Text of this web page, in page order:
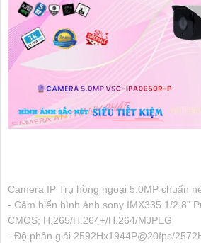
Camera IP Trụ hồng ngoại 5.0MP chuẩn
- Cảm biến hình ảnh sony IMX335 1/2.8"
CMOS; H.265/H.264+/H.264/MJPEG
- Độ phân giải 2592Hx1944P@20fps/